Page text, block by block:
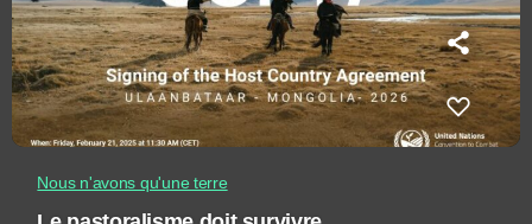
Nous n'avons qu'une terre